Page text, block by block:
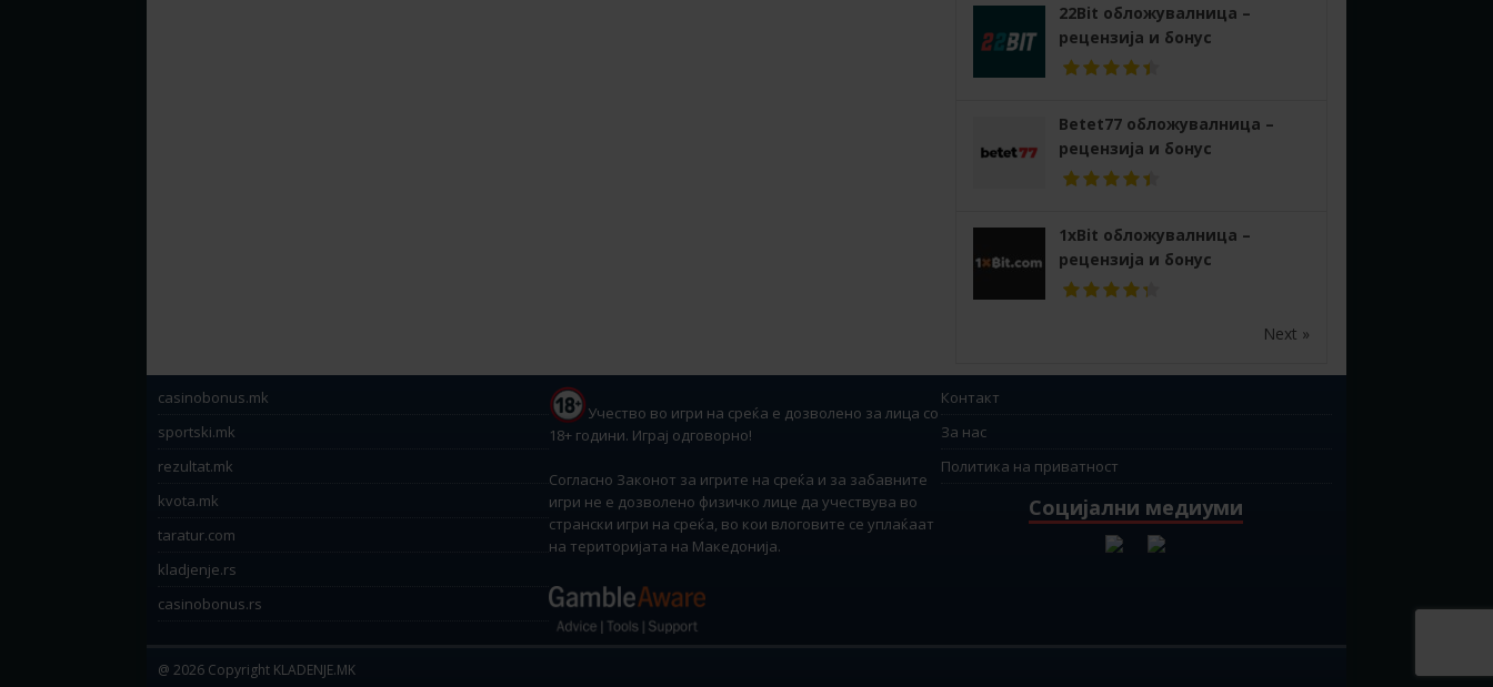
22Bit обложувалница –
рецензија и бонус
Betet77 обложувалница –
рецензија и бонус
1xBit обложувалница –
рецензија и бонус
Next »
casinobonus.mk
sportski.mk
rezultat.mk
kvota.mk
taratur.com
kladjenje.rs
casinobonus.rs
Учество во игри на среќа е дозволено за лица со
18+ години. Играј одговорно!
Согласно Законот за игрите на среќа и за забавните
игри не е дозволено физичко лице да учествува во
странски игри на среќа, во кои влоговите се уплаќаат
на територијата на Македонија.
Контакт
За нас
Политика на приватност
Социјални медиуми
@ 2026 Copyright KLADENJE.MK